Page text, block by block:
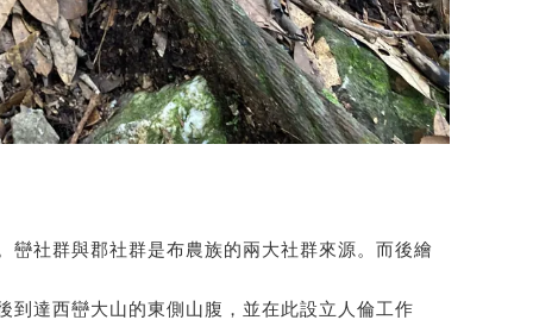
社群與郡社群是布農族的兩大社群來源。而後繪
到達西巒大山的東側山腹，並在此設立人倫工作